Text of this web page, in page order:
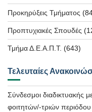
Προκηρύξεις Τμήματος
Προπτυχιακές Σπουδές
Τμήμα Δ.Ε.Α.Π.Τ. (643)
Τελευταίες
Σύνδεσμοι διαδικτυακής
φοιτητών/-τριών